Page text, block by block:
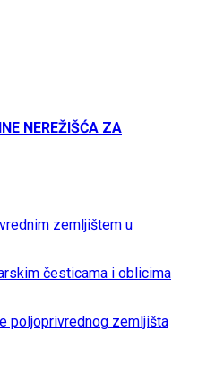
NEREŽIŠĆA ZA
zemljištem u
česticama i oblicima
poljoprivrednog zemljišta